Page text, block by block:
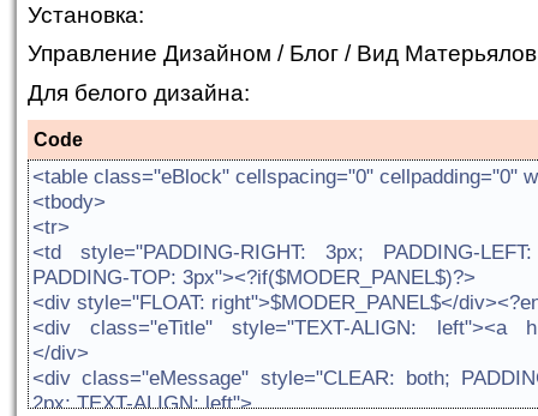
Установка:
Управление Дизайном / Блог / Вид
Для белого дизайна:
Code
<table class="eBlock" cellspacing="0" cellpadding="0"
<tbody>
<tr>
<td style="PADDING-RIGHT: 3px; PADDING-
PADDING-TOP: 3px"><?if($MODER_PANEL$)?>
<div style="FLOAT: right">$MODER_PANEL$</
<div class="eTitle" style="TEXT-ALIGN: left"><a
</div>
<div class="eMessage" style="CLEAR: both;
2px; TEXT-ALIGN: left">